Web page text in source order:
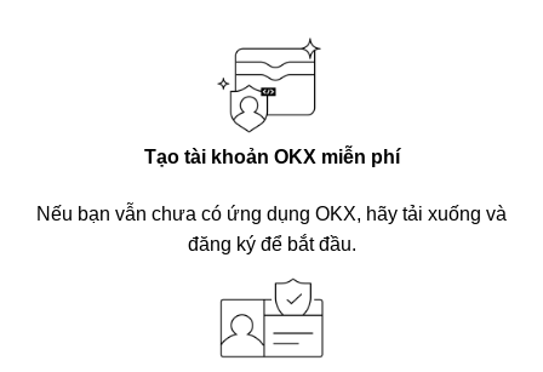
Tạo tài khoản OKX miễn phí
Nếu bạn vẫn chưa có ứng dụng OKX, hãy tải xuống và
đăng ký để bắt đầu.